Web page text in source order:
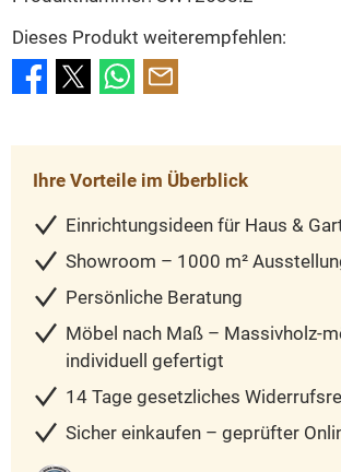
Dieses Produkt weiterempfehlen:
Ihre Vorteile im Überblick
Einrichtungsideen für Haus &
Showroom – 1000 m²
Persönliche Beratung
Möbel nach Maß – Massivholz-
individuell gefertigt
14 Tage gesetzliches
Sicher einkaufen – geprüfter